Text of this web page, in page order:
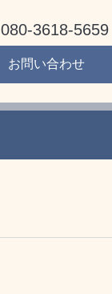
080-3618-5659
お問い合わせ